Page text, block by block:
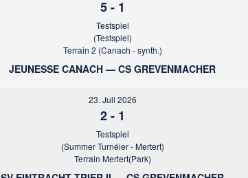
5- 1
Testspiel
(Testspiel)
Terrain 2 (Canach - synth.)
JEUNESSE CANACH — CS GREVENMACHER
23. Juli 2026
2- 1
Testspiel
(Summer Turnéier - Mertert)
Terrain Mertert(Park)